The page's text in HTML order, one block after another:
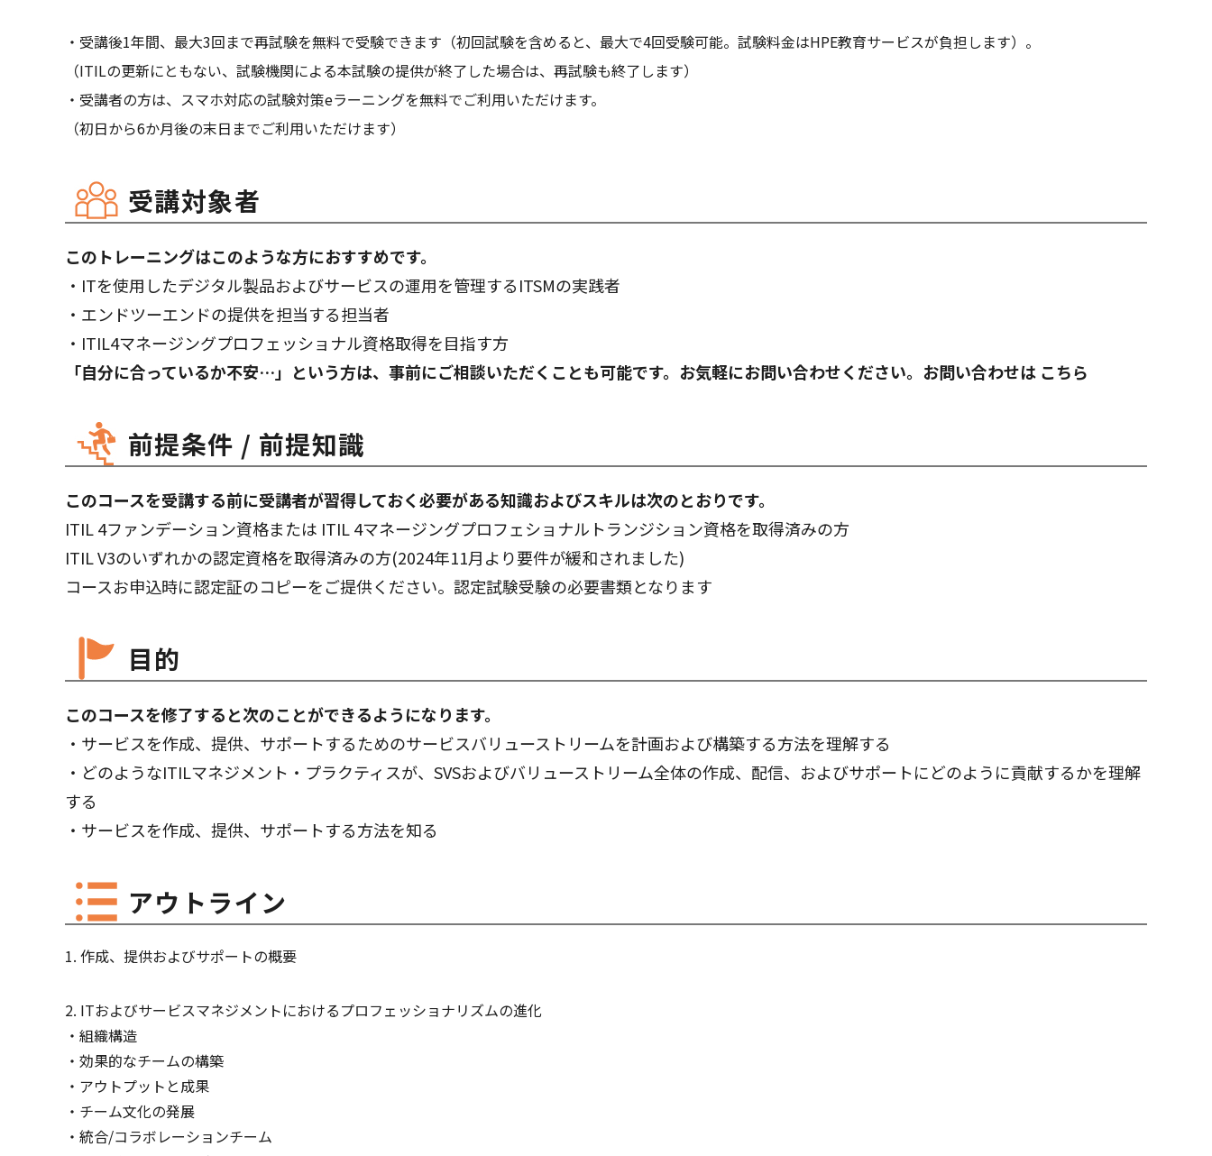
・受講後1年間、最大3回まで再試験を無料で受験できます（初回試験を含めると、最大で4回受験可能。試験料金はHPE教育サービスが負担します）。
（ITILの更新にともない、試験機関による本試験の提供が終了した場合は、再試験も終了します）
・受講者の方は、スマホ対応の試験対策eラーニングを無料でご利用いただけます。
（初日から6か月後の末日までご利用いただけます）
受講対象者
このトレーニングはこのような方におすすめです。
・ITを使用したデジタル製品およびサービスの運用を管理するITSMの実践者
・エンドツーエンドの提供を担当する担当者
・ITIL4マネージングプロフェッショナル資格取得を目指す方
「自分に合っているか不安…」という方は、事前にご相談いただくことも可能です。お気軽にお問い合わせください。お問い合わせは こちら
前提条件 / 前提知識
このコースを受講する前に受講者が習得しておく必要がある知識およびスキルは次のとおりです。
ITIL 4ファンデーション資格または ITIL 4マネージングプロフェショナルトランジション資格を取得済みの方
ITIL V3のいずれかの認定資格を取得済みの方(2024年11月より要件が緩和されました)
コースお申込時に認定証のコピーをご提供ください。認定試験受験の必要書類となります
目的
このコースを修了すると次のことができるようになります。
・サービスを作成、提供、サポートするためのサービスバリューストリームを計画および構築する方法を理解する
・どのようなITILマネジメント・プラクティスが、SVSおよびバリューストリーム全体の作成、配信、およびサポートにどのように貢献するかを理解
する
・サービスを作成、提供、サポートする方法を知る
アウトライン
作成、提供およびサポートの概要
ITおよびサービスマネジメントにおけるプロフェッショナリズムの進化
組織構造
効果的なチームの構築
アウトプットと成果
チーム文化の発展
統合/コラボレーションチーム